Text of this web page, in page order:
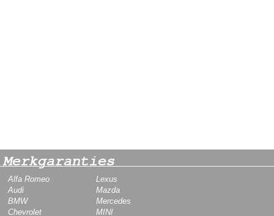
Merkgaranties
Alfa Romeo
Audi
BMW
Chevrolet
Lexus
Mazda
Mercedes
MINI